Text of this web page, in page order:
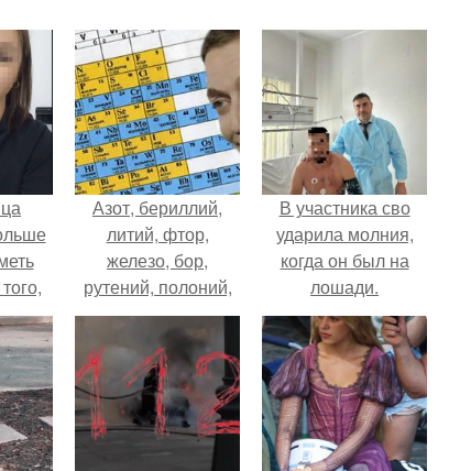
и
Азот, бериллий,
литий, фтор,
железо, бор,
рутений, полоний,
натрий, сера, хлор,
ксенон, мышьяк,
мейтнерий.
В участника сво
ударила молния,
когда он был на
лошади.